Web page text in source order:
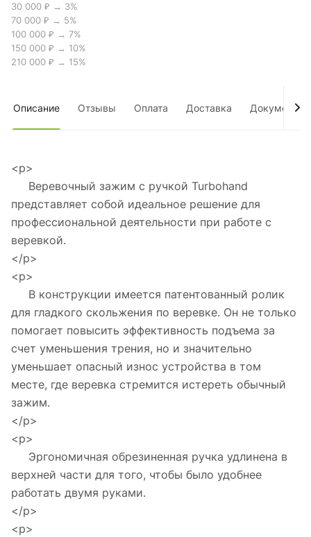
30 000 ₽ → 3%
70 000 ₽ → 5%
100 000 ₽ → 7%
150 000 ₽ → 10%
210 000 ₽ → 15%
Описание Отзывы Оплата Доставка Документы
<p>
Веревочный зажим с ручкой Turbohand
представляет собой идеальное решение для
профессиональной деятельности при работе с
веревкой.
</p>
<p>
В конструкции имеется патентованный ролик
для гладкого скольжения по веревке. Он не только
помогает повысить эффективность подъема за
счет уменьшения трения, но и значительно
уменьшает опасный износ устройства в том
месте, где веревка стремится истереть обычный
зажим.
</p>
<p>
Эргономичная обрезиненная ручка удлинена в
верхней части для того, чтобы было удобнее
работать двумя руками.
</p>
<p>